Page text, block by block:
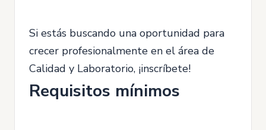
Si estás buscando una oportunidad para
crecer profesionalmente en el área de
Calidad y Laboratorio, ¡inscríbete!
Requisitos mínimos